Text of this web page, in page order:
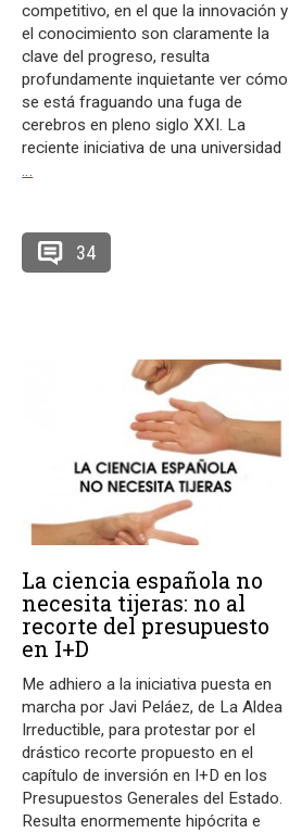
competitivo, en el que la innovación y
el conocimiento son claramente la
clave del progreso, resulta
profundamente inquietante ver cómo
se está fraguando una fuga de
cerebros en pleno siglo XXI. La
reciente iniciativa de una universidad
…
34
La ciencia española no
necesita tijeras: no al
recorte del presupuesto
en I+D
Me adhiero a la iniciativa puesta en
marcha por Javi Peláez, de La Aldea
Irreductible, para protestar por el
drástico recorte propuesto en el
capítulo de inversión en I+D en los
Presupuestos Generales del Estado.
Resulta enormemente hipócrita e